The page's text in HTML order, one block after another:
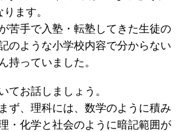
ます。
苦手で入塾・転塾してきた生徒の
のような小学校内容で分からない
持っていました。
てお話しましょう。
ず、理科には、数学のように積み
・化学と社会のように暗記範囲が